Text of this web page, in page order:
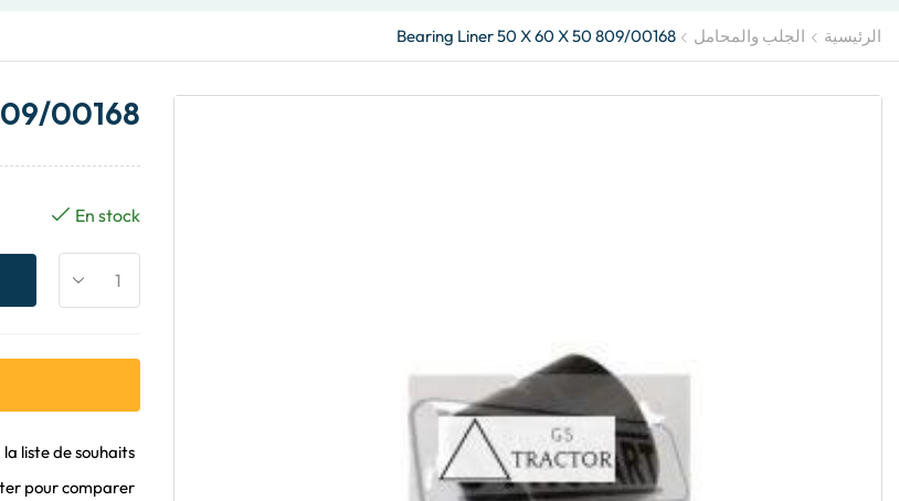
الرئيسية الجلب والمحامل Bearing Liner 50 X 60 X 50 809/00168
00168
En stock
liste de souhaits
pour comparer